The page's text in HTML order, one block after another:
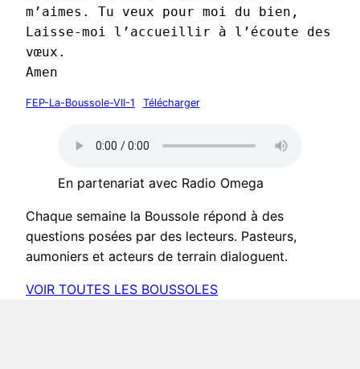
m’aimes. Tu veux pour moi du bien,
Laisse-moi l’accueillir à l’écoute des
vœux.
Amen
FEP-La-Boussole-VII-1 Télécharger
En partenariat avec Radio Omega
Chaque semaine la Boussole répond à des
questions posées par des lecteurs. Pasteurs,
aumoniers et acteurs de terrain dialoguent.
VOIR TOUTES LES BOUSSOLES